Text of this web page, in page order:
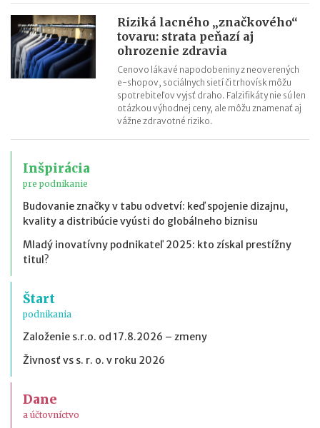
Riziká lacného „značkového“
tovaru: strata peňazí aj
ohrozenie zdravia
Cenovo lákavé napodobeniny z neoverených
e-shopov, sociálnych sietí či trhovísk môžu
spotrebiteľov vyjsť draho. Falzifikáty nie sú len
otázkou výhodnej ceny, ale môžu znamenať aj
vážne zdravotné riziko.
Inšpirácia
pre podnikanie
Budovanie značky v tabu odvetví: keď spojenie dizajnu,
kvality a distribúcie vyústi do globálneho biznisu
Mladý inovatívny podnikateľ 2025: kto získal prestížny
titul?
Štart
podnikania
Založenie s.r.o. od 17.8.2026 – zmeny
Živnosť vs s. r. o. v roku 2026
Dane
a účtovníctvo